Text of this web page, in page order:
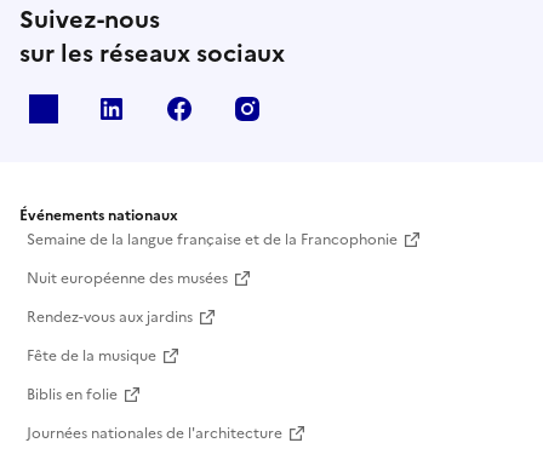
Suivez-nous
sur les réseaux sociaux
Linkedin Facebook
Événements nationaux
Semaine de la langue française et de la Francophonie
Nuit européenne des musées
Rendez-vous aux jardins
Fête de la musique
Biblis en folie
Journées nationales de l'architecture